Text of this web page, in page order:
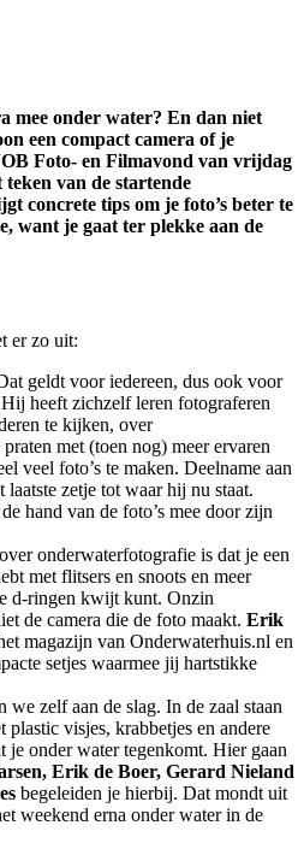
mee onder water? En dan niet
een compact camera of je
Foto- en Filmavond van vrijdag
van de startende
concrete tips om je foto’s beter te
want je gaat ter plekke aan de
er zo uit:
geldt voor iedereen, dus ook voor
heeft zichzelf leren fotograferen
te kijken, over
met (toen nog) meer ervaren
veel foto’s te maken. Deelname aan
zetje tot waar hij nu staat.
hand van de foto’s mee door zijn
onderwaterfotografie is dat je een
met flitsers en snoots en meer
d-ringen kwijt kunt. Onzin
de camera die de foto maakt. Erik
magazijn van Onderwaterhuis.nl en
setjes waarmee jij hartstikke
we zelf aan de slag. In de zaal staan
plastic visjes, krabbetjes en andere
onder water tegenkomt. Hier gaan
Erik de Boer, Gerard Nieland
begeleiden je hierbij. Dat mondt uit
weekend erna onder water in de